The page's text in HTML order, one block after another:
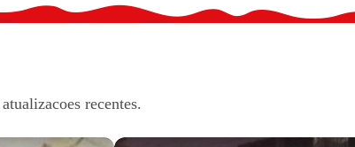
recentes.